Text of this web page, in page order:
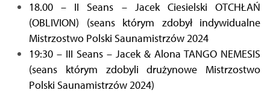
18.00 – II Seans – Jacek Ciesielski OTCHŁAŃ
(OBLIVION) (seans którym zdobył indywidualne
Mistrzostwo Polski Saunamistrzów 2024
19:30 – III Seans – Jacek & Alona TANGO NEMESIS
(seans którym zdobyli drużynowe Mistrzostwo
Polski Saunamistrzów 2024)